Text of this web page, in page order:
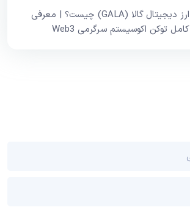
ارز دیجیتال گالا (GALA) چیست؟ | معرفی
کامل توکن اکوسیستم سرگرمی Web3